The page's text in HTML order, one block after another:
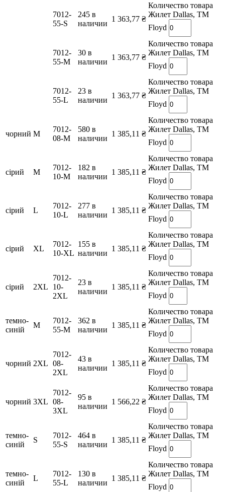
7012-
55-S
245 в
наличии
1 363,77 ₴
Количество товара
Жилет Dallas, TM
Floyd
7012-
55-M
30 в
наличии
1 363,77 ₴
Количество товара
Жилет Dallas, TM
Floyd
7012-
55-L
23 в
наличии
1 363,77 ₴
Количество товара
Жилет Dallas, TM
Floyd
чорний M
7012-
08-M
580 в
наличии
1 385,11 ₴
Количество товара
Жилет Dallas, TM
Floyd
сірий M
7012-
10-M
182 в
наличии
1 385,11 ₴
Количество товара
Жилет Dallas, TM
Floyd
сірий L
7012-
10-L
277 в
наличии
1 385,11 ₴
Количество товара
Жилет Dallas, TM
Floyd
сірий XL
7012-
10-XL
155 в
наличии
1 385,11 ₴
Количество товара
Жилет Dallas, TM
Floyd
сірий 2XL
7012-
10-
2XL
23 в
наличии
1 385,11 ₴
Количество товара
Жилет Dallas, TM
Floyd
темно-
синій
M
7012-
55-M
362 в
наличии
1 385,11 ₴
Количество товара
Жилет Dallas, TM
Floyd
чорний 2XL
7012-
08-
2XL
43 в
наличии
1 385,11 ₴
Количество товара
Жилет Dallas, TM
Floyd
чорний 3XL
7012-
08-
3XL
95 в
наличии
1 566,22 ₴
Количество товара
Жилет Dallas, TM
Floyd
темно-
синій
S
7012-
55-S
464 в
наличии
1 385,11 ₴
Количество товара
Жилет Dallas, TM
Floyd
темно-
синій
L
7012-
55-L
130 в
наличии
1 385,11 ₴
Количество товара
Жилет Dallas, TM
Floyd